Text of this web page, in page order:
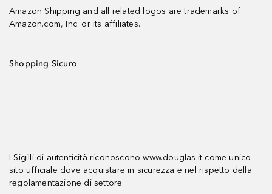
Amazon Shipping and all related logos are trademarks of
Amazon.com, Inc. or its affiliates.
Shopping Sicuro
I Sigilli di autenticità riconoscono www.douglas.it come unico
sito ufficiale dove acquistare in sicurezza e nel rispetto della
regolamentazione di settore.